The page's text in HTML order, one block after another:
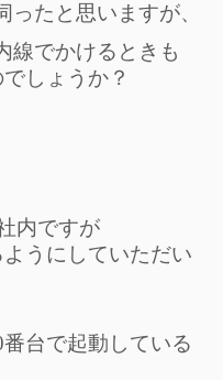
たと思いますが、
線でかけるときも
しょうか？
内ですが
うにしていただい
台で起動している